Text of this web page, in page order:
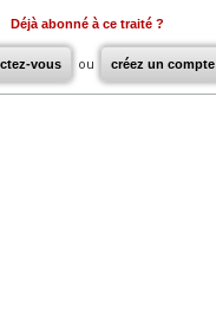
Déjà abonné à ce traité ?
vous ou créez un compte